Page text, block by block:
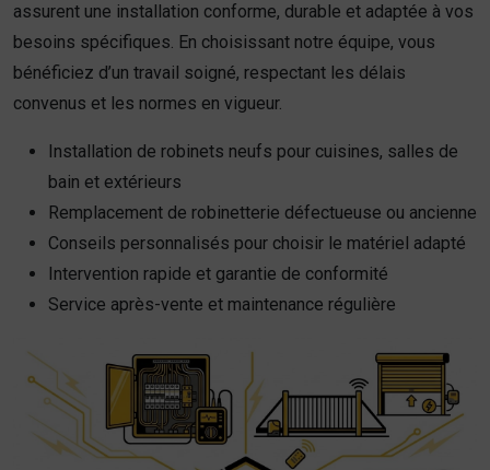
assurent une installation conforme, durable et adaptée à vos
besoins spécifiques. En choisissant notre équipe, vous
bénéficiez d’un travail soigné, respectant les délais
convenus et les normes en vigueur.
Installation de robinets neufs pour cuisines, salles de
bain et extérieurs
Remplacement de robinetterie défectueuse ou ancienne
Conseils personnalisés pour choisir le matériel adapté
Intervention rapide et garantie de conformité
Service après-vente et maintenance régulière